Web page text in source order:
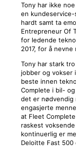
Tony har ikke
en
hardt samt ta
Entrepreneur Of
for ledende
2017, for å nevne
Tony har stark
jobber og vokser
beste innen
Complete i bil-
det er nødvendig
engasjerte
at Fleet
raskest
kontinuerlig er
Deloitte Fast 500